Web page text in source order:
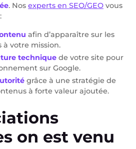
. Nos experts en SEO/GEO vous
afin d’apparaître sur les
à votre mission.
technique de votre site pour
sur Google.
grâce à une stratégie de
à forte valeur ajoutée.
on est venu